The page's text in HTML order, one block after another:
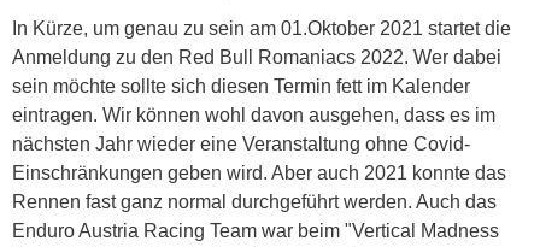
In Kürze, um genau zu sein am 01.Oktober 2021 startet die
Anmeldung zu den Red Bull Romaniacs 2022. Wer dabei
sein möchte sollte sich diesen Termin fett im Kalender
eintragen. Wir können wohl davon ausgehen, dass es im
nächsten Jahr wieder eine Veranstaltung ohne Covid-
Einschränkungen geben wird. Aber auch 2021 konnte das
Rennen fast ganz normal durchgeführt werden. Auch das
Enduro Austria Racing Team war beim "Vertical Madness